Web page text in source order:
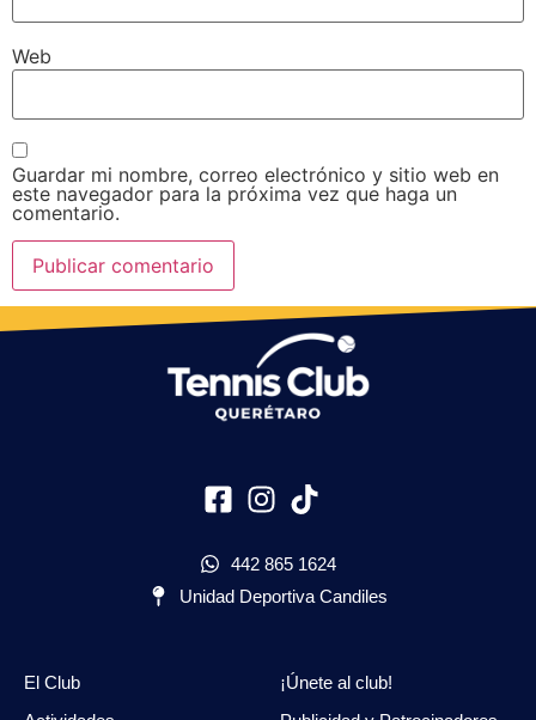
Web
Guardar mi nombre, correo electrónico y sitio web en
este navegador para la próxima vez que haga un
comentario.
442 865 1624
Unidad Deportiva Candiles
El Club
¡Únete al club!